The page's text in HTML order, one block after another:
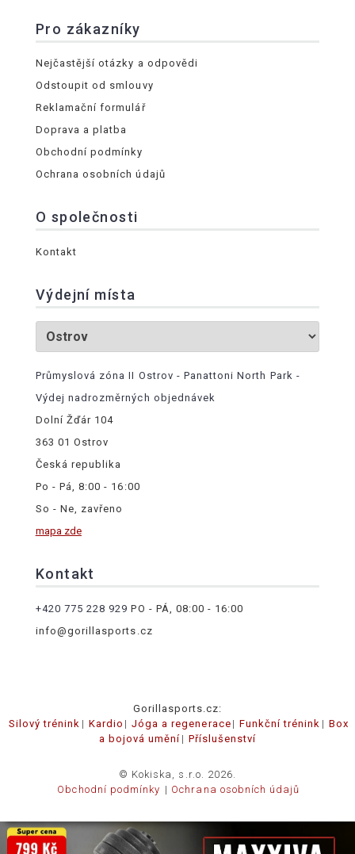
Pro zákazníky
Nejčastější otázky a odpovědi
Odstoupit od smlouvy
Reklamační formulář
Doprava a platba
Obchodní podmínky
Ochrana osobních údajů
O společnosti
Kontakt
Výdejní místa
Průmyslová zóna II Ostrov - Panattoni North Park -
Výdej nadrozměrných objednávek
Dolní Žďár 104
363 01 Ostrov
Česká republika
Po - Pá, 8:00 - 16:00
So - Ne, zavřeno
mapa zde
Kontakt
+420 775 228 929 PO - PÁ, 08:00 - 16:00
info@gorillasports.cz
Gorillasports.cz:
Silový trénink
Kardio Jóga a regenerace Funkční trénink
Box
a bojová umění
Příslušenství
© Kokiska, s.r.o. 2026.
Obchodní podmínky
Ochrana osobních údajů